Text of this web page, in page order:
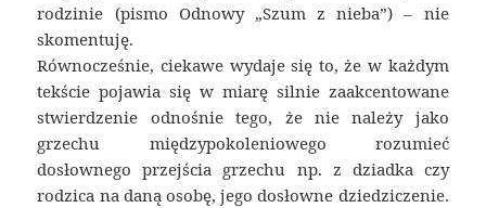
rodzinie (pismo Odnowy „Szum z nieba”) – nie
skomentuję.
Równocześnie, ciekawe wydaje się to, że w każdym
tekście pojawia się w miarę silnie zaakcentowane
stwierdzenie odnośnie tego, że nie należy jako
grzechu międzypokoleniowego rozumieć
dosłownego przejścia grzechu np. z dziadka czy
rodzica na daną osobę, jego dosłowne dziedziczenie.